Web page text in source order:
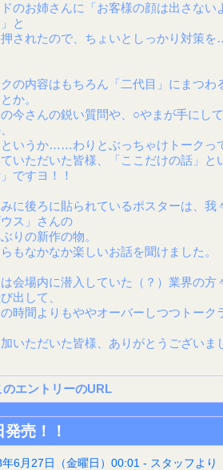
ドのお姉さんに「お客様の顔は出さな
と
されたので、ちょいとしっかり対策
クの内容はもちろん「二代目」にまつ
か。
今さんの鋭い質問や、○やまが手にし
いうか……わりとぶっちゃけトークっ
いただいた皆様、「ここだけの話」と
ですヨ！！
に後ろに貼られているポスターは、我
ウス」さんの
りの新作の物。
もなかなか楽しいお話を聞けました。
会場内に潜入していた（？）業界の方
出して、
時間よりもややオーバーしつつトーク
いただいた皆様、ありがとうございま
のエントリーのURL
発売！！
6月27日（金曜日）00:01 - スタッフより